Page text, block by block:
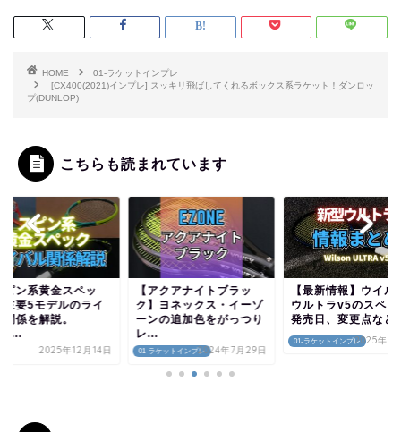
HOME
01-ラケットインプレ
[CX400(2021)インプレ] スッキリ飛ばしてくれるボックス系ラケット！ダンロッ
プ(DUNLOP)
こちらも読まれています
ピン系黄金スペッ
主要5モデルのライ
関係を解説。
2025年12月14日 01-ラケットインプレ
【アクアナイトブラッ
ク】ヨネックス・イーゾ
ーンの追加色をがっつり
レ...
2024年7月29日
01-ラケットインプレ
【最新情報】ウイル
ウルトラv5のスペッ
発売日、変更点など
2025年7